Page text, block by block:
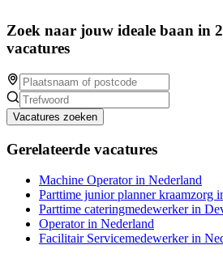
Zoek naar jouw ideale baan in
vacatures
Vacatures zoeken
Gerelateerde vacatures
Machine Operator in Nederland
Parttime junior planner kraamzorg
Parttime cateringmedewerker in
Operator in Nederland
Facilitair Servicemedewerker in